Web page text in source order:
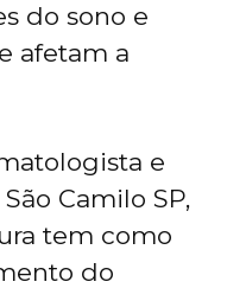
do sono e
afetam a
e
Camilo SP,
tem como
do